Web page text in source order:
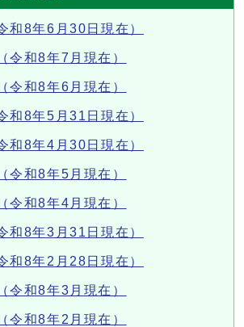
和8年6月30日現在）
令和8年7月現在）
令和8年6月現在）
和8年5月31日現在）
和8年4月30日現在）
令和8年5月現在）
令和8年4月現在）
和8年3月31日現在）
和8年2月28日現在）
令和8年3月現在）
令和8年2月現在）